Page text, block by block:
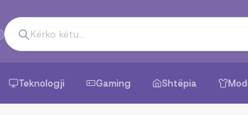
Teknologji Gaming Shtëpia